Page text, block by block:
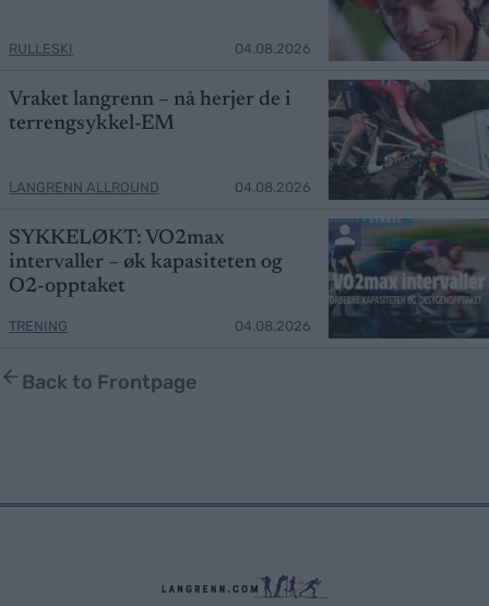
RULLESKI 04.08.2026
Vraket langrenn – nå herjer de i
terrengsykkel-EM
LANGRENN ALLROUND 04.08.2026
SYKKELØKT: VO2max
intervaller – øk kapasiteten og
O2-opptaket
TRENING 04.08.2026
Back to Frontpage